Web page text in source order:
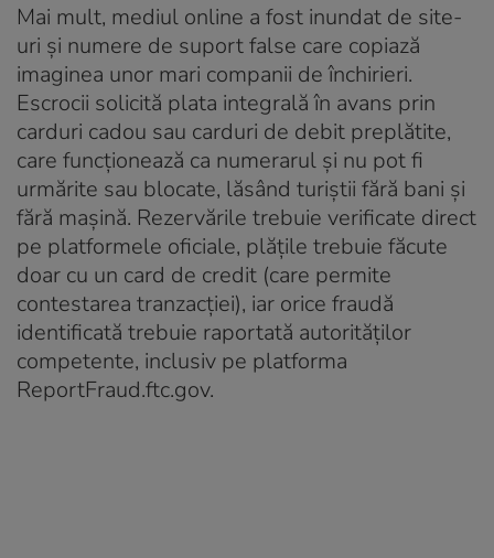
Mai mult, mediul online a fost inundat de site-
uri și numere de suport false care copiază
imaginea unor mari companii de închirieri.
Escrocii solicită plata integrală în avans prin
carduri cadou sau carduri de debit preplătite,
care funcționează ca numerarul și nu pot fi
urmărite sau blocate, lăsând turiștii fără bani și
fără mașină. Rezervările trebuie verificate direct
pe platformele oficiale, plățile trebuie făcute
doar cu un card de credit (care permite
contestarea tranzacției), iar orice fraudă
identificată trebuie raportată autorităților
competente, inclusiv pe platforma
ReportFraud.ftc.gov.